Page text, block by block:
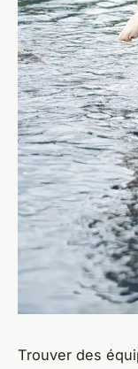
Trouver des